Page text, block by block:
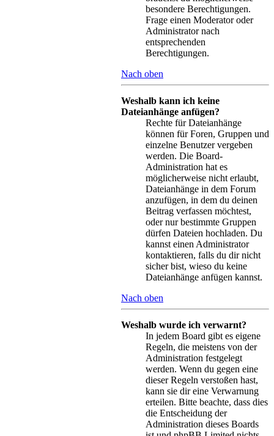
besondere Berechtigungen.
Frage einen Moderator oder
Administrator nach
entsprechenden
Berechtigungen.
Nach oben
Weshalb kann ich keine
Dateianhänge anfügen?
Rechte für Dateianhänge
können für Foren, Gruppen und
einzelne Benutzer vergeben
werden. Die Board-
Administration hat es
möglicherweise nicht erlaubt,
Dateianhänge in dem Forum
anzufügen, in dem du deinen
Beitrag verfassen möchtest,
oder nur bestimmte Gruppen
dürfen Dateien hochladen. Du
kannst einen Administrator
kontaktieren, falls du dir nicht
sicher bist, wieso du keine
Dateianhänge anfügen kannst.
Nach oben
Weshalb wurde ich verwarnt?
In jedem Board gibt es eigene
Regeln, die meistens von der
Administration festgelegt
werden. Wenn du gegen eine
dieser Regeln verstoßen hast,
kann sie dir eine Verwarnung
erteilen. Bitte beachte, dass dies
die Entscheidung der
Administration dieses Boards